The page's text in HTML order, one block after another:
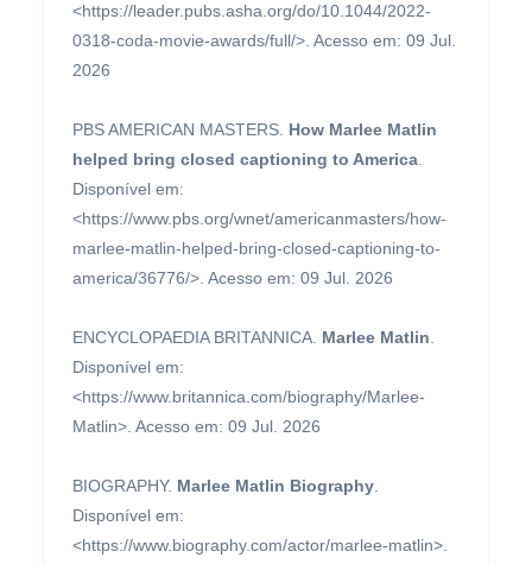
<https://leader.pubs.asha.org/do/10.1044/2022-
0318-coda-movie-awards/full/>. Acesso em: 09 Jul.
2026
PBS AMERICAN MASTERS. How Marlee Matlin
helped bring closed captioning to America.
Disponível em:
<https://www.pbs.org/wnet/americanmasters/how-
marlee-matlin-helped-bring-closed-captioning-to-
america/36776/>. Acesso em: 09 Jul. 2026
ENCYCLOPAEDIA BRITANNICA. Marlee Matlin.
Disponível em:
<https://www.britannica.com/biography/Marlee-
Matlin>. Acesso em: 09 Jul. 2026
BIOGRAPHY. Marlee Matlin Biography.
Disponível em:
<https://www.biography.com/actor/marlee-matlin>.